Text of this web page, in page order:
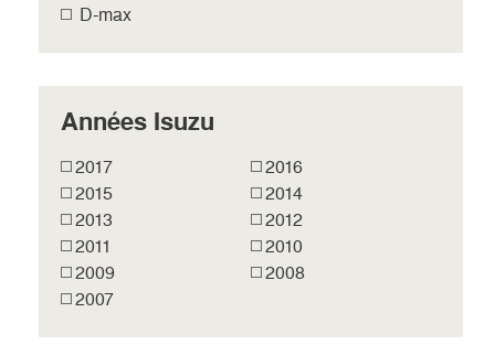
D-max
Années Isuzu
2017
2016
2015
2014
2013
2012
2011
2010
2009
2008
2007